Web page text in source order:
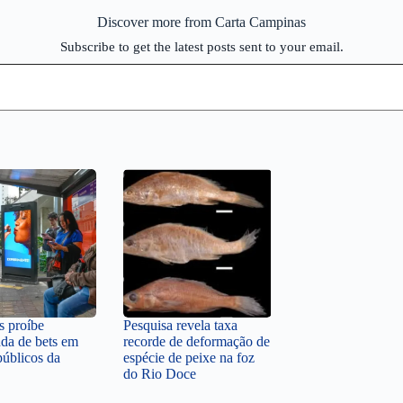
Discover more from Carta Campinas
Subscribe to get the latest posts sent to your email.
proíbe
de bets em
da
Pesquisa revela taxa
recorde de deformação de
espécie de peixe na foz
do Rio Doce